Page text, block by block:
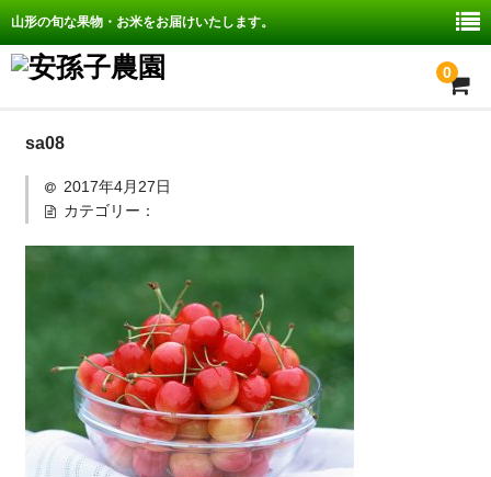
山形の旬な果物・お米をお届けいたします。
0
ホーム
安孫子農園の紹介
配送・送料、決済について
sa08
2017年4月27日
カテゴリー：